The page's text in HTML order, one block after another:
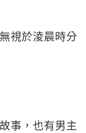
視於淩晨時分
事，也有男主